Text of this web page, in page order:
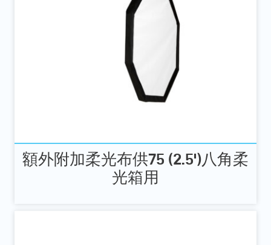
額外附加柔光布供75 (2.5')八角柔
光箱用